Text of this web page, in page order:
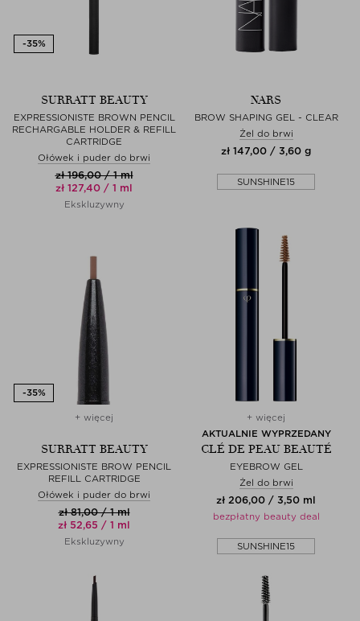
SURRATT BEAUTY
EXPRESSIONISTE BROWN PENCIL
RECHARGABLE HOLDER & REFILL
CARTRIDGE
Ołówek i puder do brwi
zł 196,00 / 1 ml
zł 127,40 / 1 ml
Ekskluzywny
NARS
BROW SHAPING GEL - CLEAR
Żel do brwi
zł 147,00 / 3,60 g
SUNSHINE15
+ więcej
SURRATT BEAUTY
EXPRESSIONISTE BROW PENCIL
REFILL CARTRIDGE
Ołówek i puder do brwi
zł 81,00 / 1 ml
zł 52,65 / 1 ml
Ekskluzywny
+ więcej
AKTUALNIE WYPRZEDANY
CLÉ DE PEAU BEAUTÉ
EYEBROW GEL
Żel do brwi
zł 206,00 / 3,50 ml
bezpłatny beauty deal
SUNSHINE15